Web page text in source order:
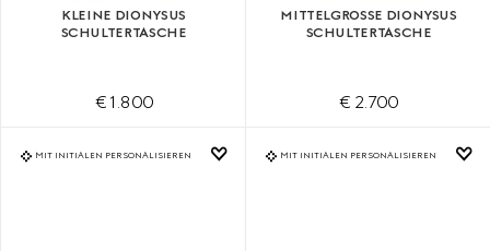
KLEINE DIONYSUS
SCHULTERTASCHE
€ 1.800
MITTELGROSSE DIONYSUS S
CHULTERTASCHE
€ 2.700
MIT INITIALEN PERSONALISIEREN MIT INITIALEN PERSONALISIEREN